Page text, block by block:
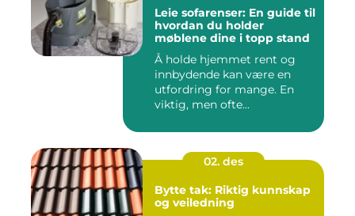
Leie sofarenser: En guide til
hvordan du holder
møblene dine i topp stand
Å holde hjemmet rent og
innbydende kan være en
utfordring for mange. En
viktig, men ofte...
02. des
Bytte tak: Riktig kunnskap
og veiledning